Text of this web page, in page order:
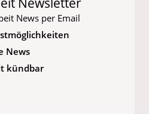
News per Email
News
kündbar